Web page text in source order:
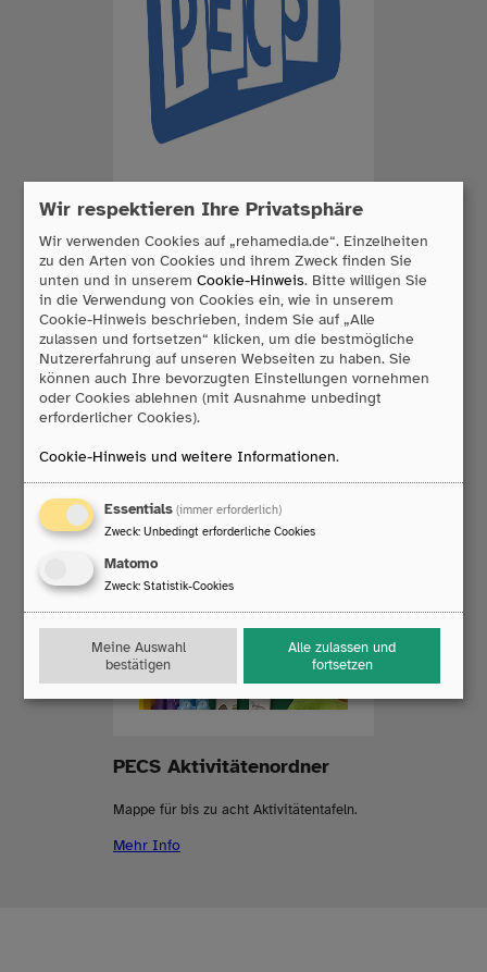
Kommunikationshilfen
Picture Exchange Communication
System (PECS).
Mehr Info
PECS Aktivitätenordner
Mappe für bis zu acht Aktivitätentafeln.
Mehr Info
Wir respektieren Ihre Privatsphäre
Wir verwenden Cookies auf „rehamedia.de“. Einzelheiten
zu den Arten von Cookies und ihrem Zweck finden Sie
unten und in unseremCookie-Hinweis. Bitte willigen Sie
in die Verwendung von Cookies ein, wie in unserem
Cookie-Hinweis beschrieben, indem Sie auf „Alle
zulassen und fortsetzen“ klicken, um die bestmögliche
Nutzererfahrung auf unseren Webseiten zu haben. Sie
können auch Ihre bevorzugten Einstellungen vornehmen
oder Cookies ablehnen (mit Ausnahme unbedingt
erforderlicher Cookies).
Cookie-Hinweis und weitere Informationen.
Essentials (immer erforderlich)
Zweck: Unbedingt erforderliche Cookies
Matomo
Zweck: Statistik-Cookies
Meine Auswahl
bestätigen
Alle zulassen und
fortsetzen